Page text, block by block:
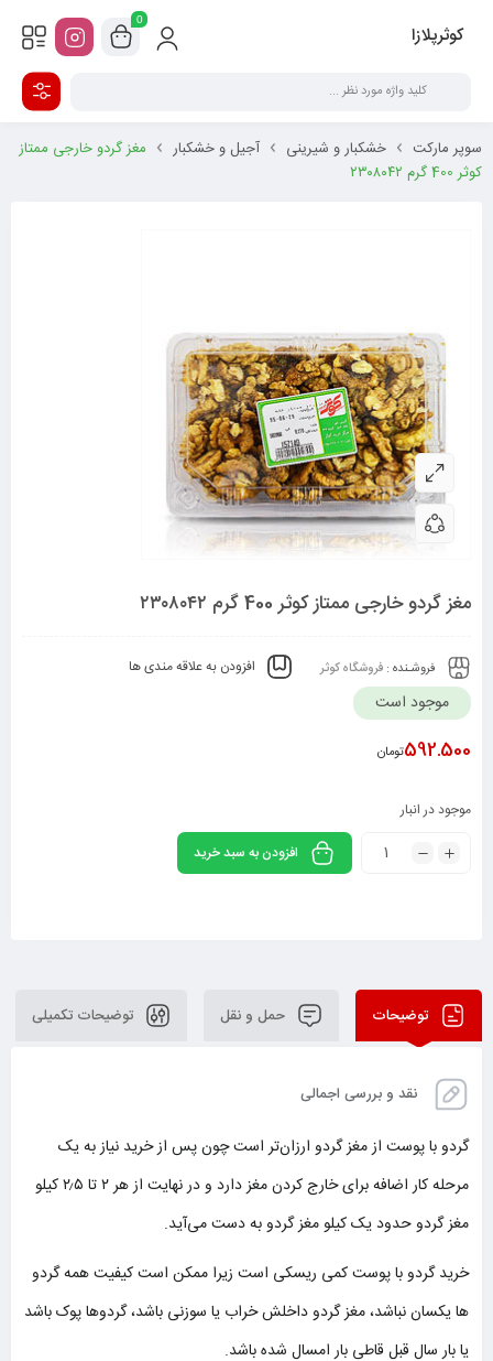
کوثرپلازا
0
سوپر مارکت خشکبار و شیرینی آجیل و خشکبار
مغز گردو خارجی ممتاز
کوثر 400 گرم ۲۳۰۸۰۴۲
مغز گردو خارجی ممتاز کوثر 400 گرم ۲۳۰۸۰۴۲
فروشـنده : فروشگاه کوثر افزودن به علاقه مندی ها
موجود است
592.500تومان
موجود در انبار
افزودن به سبد خرید
توضیحات حمل و نقل توضیحات تکمیلی
نقد و بررسی اجمالی
گردو با پوست از مغز گردو ارزان‌تر است چون پس از خرید نیاز به یک
مرحله کار اضافه برای خارج کردن مغز دارد و در نهایت از هر ۲ تا ۲٫۵ کیلو
مغز گردو حدود یک کیلو مغز گردو به دست می‌آید.
خرید گردو با پوست کمی ریسکی است زیرا ممکن است کیفیت همه گردو
ها یکسان نباشد، مغز گردو داخلش خراب یا سوزنی باشد، گردو‌ها پوک باشد
یا بار سال قبل قاطی بار امسال شده باشد.